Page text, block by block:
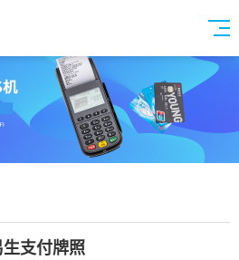
支付牌照